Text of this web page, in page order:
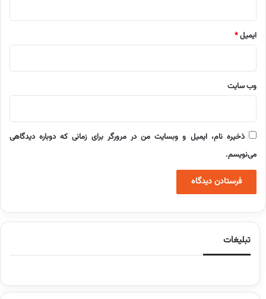
ایمیل*
وب‌ سایت
ذخیره نام، ایمیل و وبسایت من در مرورگر برای زمانی که دوباره دیدگاهی
می‌نویسم.
تبلیغات